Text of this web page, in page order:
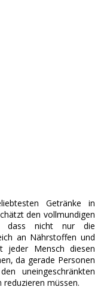
Getränke in
den vollmundigen
dass nicht nur die
an Nährstoffen und
jeder Mensch diesen
da gerade Personen
uneingeschränkten
reduzieren müssen.